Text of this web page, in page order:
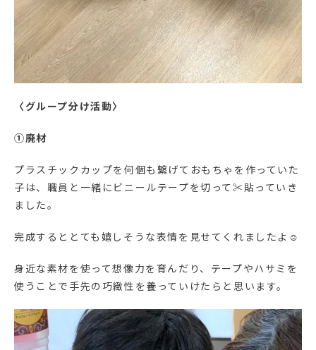
〈グループ分け活動〉
①廃材
プラスチックカップを何個も繋げておもちゃを作っていた
子は、職員と一緒にビニールテープを切って✂貼っていき
ました。
完成するととても嬉しそうな表情を見せてくれましたよ☺
身近な素材を使って想像力を育んだり、テープやハサミを
使うことで手先の巧緻性を養っていけたらと思います。